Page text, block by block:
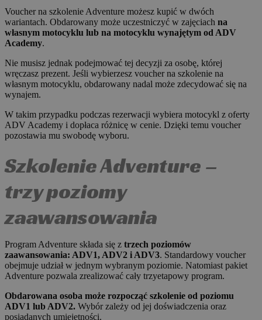
Voucher na szkolenie Adventure możesz kupić w dwóch
wariantach. Obdarowany może uczestniczyć w zajęciach na
własnym motocyklu lub na motocyklu wynajętym od ADV
Academy.
Nie musisz jednak podejmować tej decyzji za osobę, której
wręczasz prezent. Jeśli wybierzesz voucher na szkolenie na
własnym motocyklu, obdarowany nadal może zdecydować się na
wynajem.
W takim przypadku podczas rezerwacji wybiera motocykl z oferty
ADV Academy i dopłaca różnicę w cenie. Dzięki temu voucher
pozostawia mu swobodę wyboru.
Szkolenie Adventure –
trzy poziomy
zaawansowania
Program Adventure składa się z trzech poziomów
zaawansowania: ADV1, ADV2 i ADV3. Standardowy voucher
obejmuje udział w jednym wybranym poziomie. Natomiast pakiet
Adventure pozwala zrealizować cały trzyetapowy program.
Obdarowana osoba może rozpocząć szkolenie od poziomu
ADV1 lub ADV2. Wybór zależy od jej doświadczenia oraz
posiadanych umiejętności.